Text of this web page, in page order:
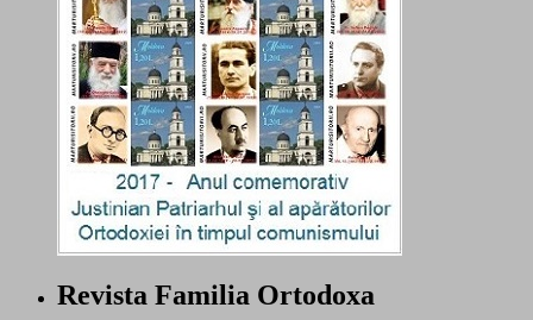
Revista Familia Ortodoxa